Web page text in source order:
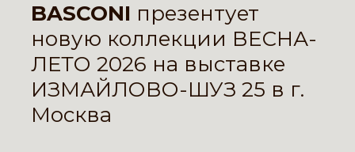
BASCONI презентует
новую коллекции ВЕСНА-
ЛЕТО 2026 на выставке
ИЗМАЙЛОВО-ШУЗ 25 в г.
Москва